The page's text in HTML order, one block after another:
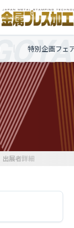
特別企画フェ
出展者詳細